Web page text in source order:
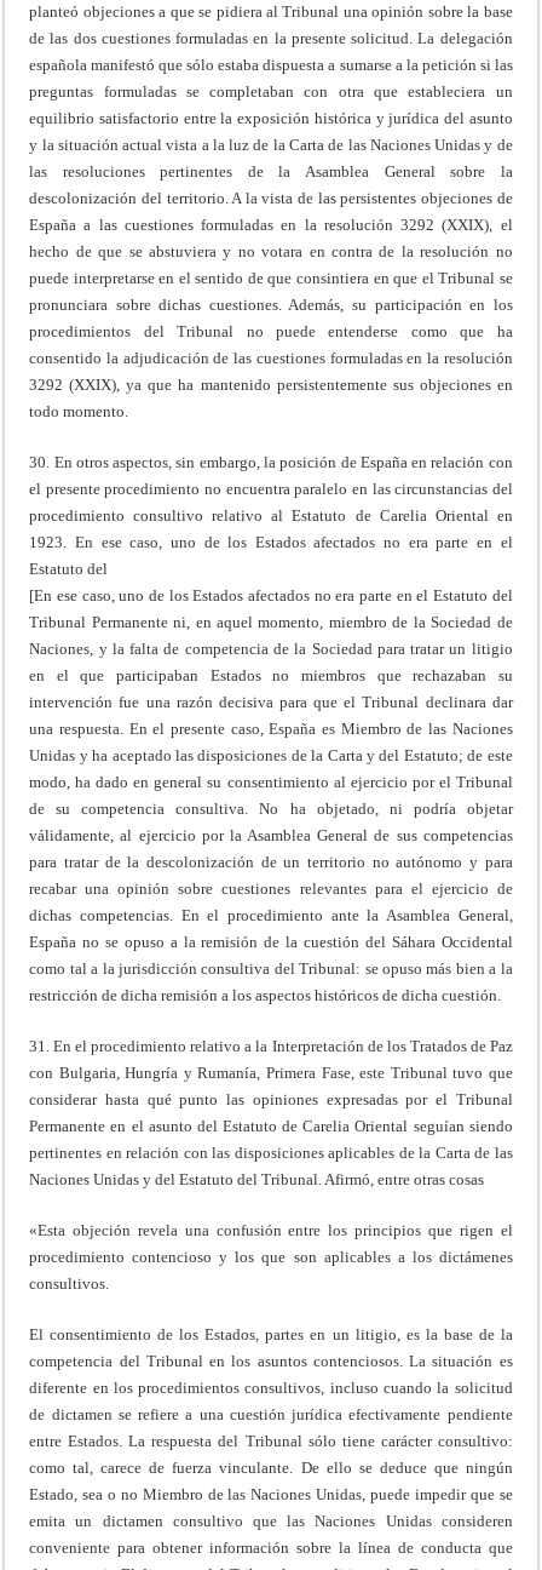
planteó objeciones a que se pidiera al Tribunal una opinión sobre la base
de las dos cuestiones formuladas en la presente solicitud. La delegación
española manifestó que sólo estaba dispuesta a sumarse a la petición si las
preguntas formuladas se completaban con otra que estableciera un
equilibrio satisfactorio entre la exposición histórica y jurídica del asunto
y la situación actual vista a la luz de la Carta de las Naciones Unidas y de
las resoluciones pertinentes de la Asamblea General sobre la
descolonización del territorio. A la vista de las persistentes objeciones de
España a las cuestiones formuladas en la resolución 3292 (XXIX), el
hecho de que se abstuviera y no votara en contra de la resolución no
puede interpretarse en el sentido de que consintiera en que el Tribunal se
pronunciara sobre dichas cuestiones. Además, su participación en los
procedimientos del Tribunal no puede entenderse como que ha
consentido la adjudicación de las cuestiones formuladas en la resolución
3292 (XXIX), ya que ha mantenido persistentemente sus objeciones en
todo momento.
30. En otros aspectos, sin embargo, la posición de España en relación con
el presente procedimiento no encuentra paralelo en las circunstancias del
procedimiento consultivo relativo al Estatuto de Carelia Oriental en
1923. En ese caso, uno de los Estados afectados no era parte en el
Estatuto del
[En ese caso, uno de los Estados afectados no era parte en el Estatuto del
Tribunal Permanente ni, en aquel momento, miembro de la Sociedad de
Naciones, y la falta de competencia de la Sociedad para tratar un litigio
en el que participaban Estados no miembros que rechazaban su
intervención fue una razón decisiva para que el Tribunal declinara dar
una respuesta. En el presente caso, España es Miembro de las Naciones
Unidas y ha aceptado las disposiciones de la Carta y del Estatuto; de este
modo, ha dado en general su consentimiento al ejercicio por el Tribunal
de su competencia consultiva. No ha objetado, ni podría objetar
válidamente, al ejercicio por la Asamblea General de sus competencias
para tratar de la descolonización de un territorio no autónomo y para
recabar una opinión sobre cuestiones relevantes para el ejercicio de
dichas competencias. En el procedimiento ante la Asamblea General,
España no se opuso a la remisión de la cuestión del Sáhara Occidental
como tal a la jurisdicción consultiva del Tribunal: se opuso más bien a la
restricción de dicha remisión a los aspectos históricos de dicha cuestión.
31. En el procedimiento relativo a la Interpretación de los Tratados de Paz
con Bulgaria, Hungría y Rumanía, Primera Fase, este Tribunal tuvo que
considerar hasta qué punto las opiniones expresadas por el Tribunal
Permanente en el asunto del Estatuto de Carelia Oriental seguían siendo
pertinentes en relación con las disposiciones aplicables de la Carta de las
Naciones Unidas y del Estatuto del Tribunal. Afirmó, entre otras cosas
«Esta objeción revela una confusión entre los principios que rigen el
procedimiento contencioso y los que son aplicables a los dictámenes
consultivos.
El consentimiento de los Estados, partes en un litigio, es la base de la
competencia del Tribunal en los asuntos contenciosos. La situación es
diferente en los procedimientos consultivos, incluso cuando la solicitud
de dictamen se refiere a una cuestión jurídica efectivamente pendiente
entre Estados. La respuesta del Tribunal sólo tiene carácter consultivo:
como tal, carece de fuerza vinculante. De ello se deduce que ningún
Estado, sea o no Miembro de las Naciones Unidas, puede impedir que se
emita un dictamen consultivo que las Naciones Unidas consideren
conveniente para obtener información sobre la línea de conducta que